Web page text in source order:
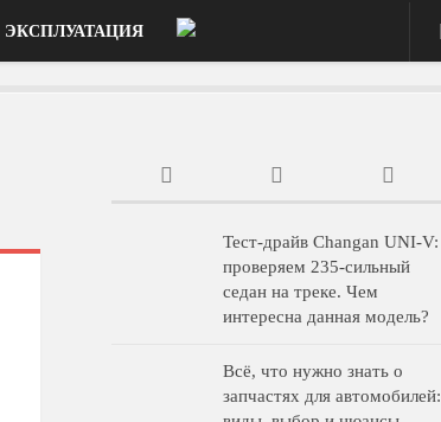
ЭКСПЛУАТАЦИЯ
Тест-драйв Changan UNI-V:
проверяем 235-сильный
седан на треке. Чем
интересна данная модель?
Всё, что нужно знать о
запчастях для автомобилей: